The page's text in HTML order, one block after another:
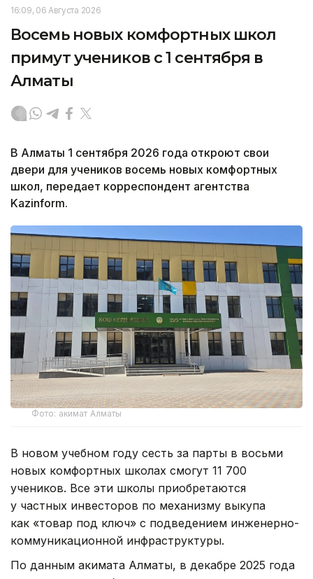
16:09, 06 Августа 2026
Восемь новых комфортных школ
примут учеников с 1 сентября в
Алматы
В Алматы 1 сентября 2026 года откроют свои
двери для учеников восемь новых комфортных
школ, передает корреспондент агентства
Kazinform.
Фото: акимат Алматы
В новом учебном году сесть за парты в восьми
новых комфортных школах смогут 11 700
учеников. Все эти школы приобретаются
у частных инвесторов по механизму выкупа
как «товар под ключ» с подведением инженерно-
коммуникационной инфраструктуры.
По данным акимата Алматы, в декабре 2025 года